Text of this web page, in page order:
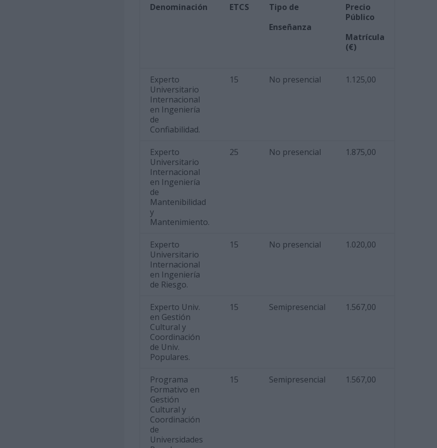
Denominación ETCS
Tipo de
Enseñanza
Precio
Público
Matrícula
(€)
Experto
Universitario
Internacional
en Ingeniería
de
Confiabilidad.
15 No presencial 1.125,00
Experto
Universitario
Internacional
en Ingeniería
de
Mantenibilidad
y
Mantenimiento.
25 No presencial 1.875,00
Experto
Universitario
Internacional
en Ingeniería
de Riesgo.
15 No presencial 1.020,00
Experto Univ.
en Gestión
Cultural y
Coordinación
de Univ.
Populares.
15 Semipresencial 1.567,00
Programa
Formativo en
Gestión
Cultural y
Coordinación
de
Universidades
15 Semipresencial 1.567,00